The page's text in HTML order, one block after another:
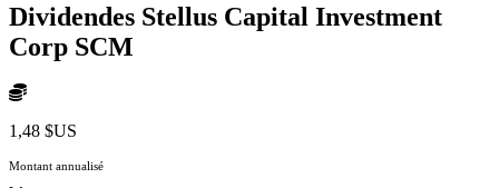
Dividendes Stellus Capital Investment
Corp SCM
1,48 $US
Montant annualisé